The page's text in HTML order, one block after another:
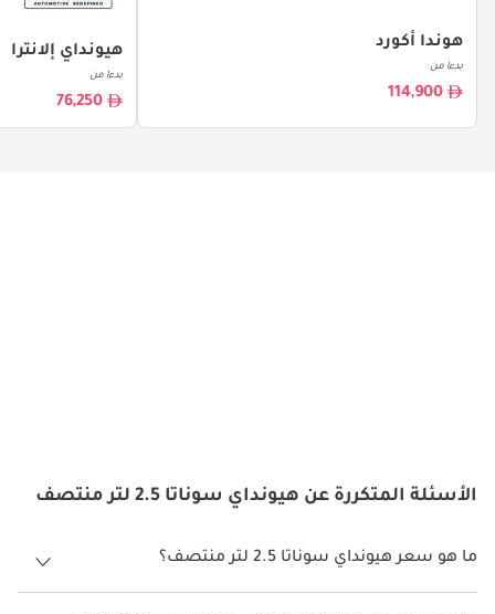
هوندا أكورد
بدءا من
114,900
هيونداي إلانترا
بدءا من
76,250
الأسئلة المتكررة عن هيونداي سوناتا 2.5 لتر منتصف
ما هو سعر هيونداي سوناتا 2.5 لتر منتصف؟
سعر هيونداي سوناتا 2.5 لتر منتصف هو درهم 99,000.